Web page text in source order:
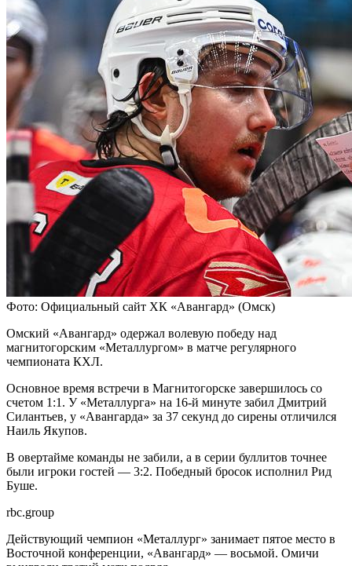
Фото: Официальный сайт ХК «‎Авангард» (Омск)
Омский «Авангард» одержал волевую победу над
магнитогорским «Металлургом» в матче регулярного
чемпионата КХЛ.
Основное время встречи в Магнитогорске завершилось со
счетом 1:1. У «Металлурга» на 16-й минуте забил Дмитрий
Силантьев, у «Авангарда» за 37 секунд до сирены отличился
Наиль Якупов.
В овертайме команды не забили, а в серии буллитов точнее
были игроки гостей — 3:2. Победный бросок исполнил Рид
Буше.
rbc.group
Действующий чемпион «Металлург» занимает пятое место в
Восточной конференции, «Авангард» — восьмой. Омичи